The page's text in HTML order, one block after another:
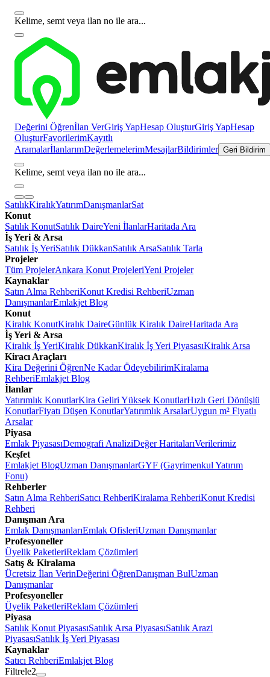
Kelime, semt veya ilan no ile ara...
Değerini Öğrenİlan VerGiriş YapHesap OluşturGiriş YapHesap
OluşturFavorilerimKayıtlı
AramalarİlanlarımDeğerlemelerimMesajlarBildirimler Geri Bildirim
Kelime, semt veya ilan no ile ara...
SatılıkKiralıkYatırımDanışmanlarSat
Konut
Satılık KonutSatılık DaireYeni İlanlarHaritada Ara
İş Yeri & Arsa
Satılık İş YeriSatılık DükkanSatılık ArsaSatılık Tarla
Projeler
Tüm ProjelerAnkara Konut ProjeleriYeni Projeler
Kaynaklar
Satın Alma RehberiKonut Kredisi RehberiUzman
DanışmanlarEmlakjet Blog
Konut
Kiralık KonutKiralık DaireGünlük Kiralık DaireHaritada Ara
İş Yeri & Arsa
Kiralık İş YeriKiralık DükkanKiralık İş Yeri PiyasasıKiralık Arsa
Kiracı Araçları
Kira Değerini ÖğrenNe Kadar ÖdeyebilirimKiralama
RehberiEmlakjet Blog
İlanlar
Yatırımlık KonutlarKira Geliri Yüksek KonutlarHızlı Geri Dönüşlü
KonutlarFiyatı Düşen KonutlarYatırımlık ArsalarUygun m² Fiyatlı
Arsalar
Piyasa
Emlak PiyasasıDemografi AnaliziDeğer HaritalarıVerilerimiz
Keşfet
Emlakjet BlogUzman DanışmanlarGYF (Gayrimenkul Yatırım
Fonu)
Rehberler
Satın Alma RehberiSatıcı RehberiKiralama RehberiKonut Kredisi
Rehberi
Danışman Ara
Emlak DanışmanlarıEmlak OfisleriUzman Danışmanlar
Profesyoneller
Üyelik PaketleriReklam Çözümleri
Satış & Kiralama
Ücretsiz İlan VerinDeğerini ÖğrenDanışman BulUzman
Danışmanlar
Profesyoneller
Üyelik PaketleriReklam Çözümleri
Piyasa
Satılık Konut PiyasasıSatılık Arsa PiyasasıSatılık Arazi
PiyasasıSatılık İş Yeri Piyasası
Kaynaklar
Satıcı RehberiEmlakjet Blog
Filtrele2